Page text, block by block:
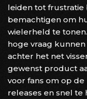
leiden tot frustratie
bemachtigen om
wielerheld te
hoge vraag
achter het net
gewenst product
voor fans om op
releases en snel